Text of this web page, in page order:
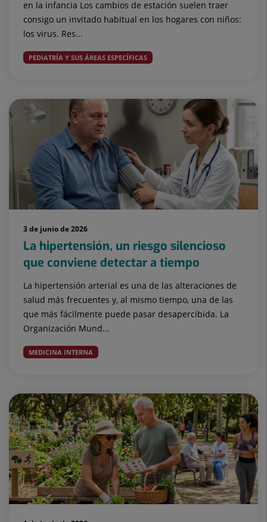
en la infancia Los cambios de estación suelen traer
consigo un invitado habitual en los hogares con niños:
los virus. Res...
PEDIATRÍA Y SUS ÁREAS ESPECÍFICAS
3 de junio de 2026
La hipertensión, un riesgo silencioso
que conviene detectar a tiempo
La hipertensión arterial es una de las alteraciones de
salud más frecuentes y, al mismo tiempo, una de las
que más fácilmente puede pasar desapercibida. La
Organización Mund...
MEDICINA INTERNA